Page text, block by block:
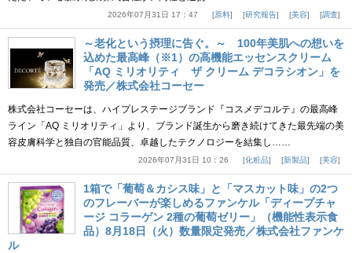
2026年07月31日 17：47 原料 研究報告 美容 調査
～老化という摂理に告ぐ。～ 100年美肌への想いを
込めた最高峰（※1）の高機能エッセンスクリーム
「AQ ミリオリティ ザ クリーム デコラシオン」を
発売／株式会社コーセー
株式会社コーセーは、ハイプレステージブランド『コスメデコルテ』の最高峰
ライン「AQ ミリオリティ」より、ブランド誕生から磨き続けてきた最先端の美
容皮膚科学と独自の官能品質、卓越したテクノロジーを結集し……
2026年07月31日 10：26 化粧品 新製品 美容
1箱で「葡萄＆カシス味」と「マスカット味」の2つ
のフレーバーが楽しめるファンケル「ディープチャ
ージ コラーゲン 2種の葡萄ゼリー」（機能性表示食
品）8月18日（火）数量限定発売／株式会社ファンケ
ル